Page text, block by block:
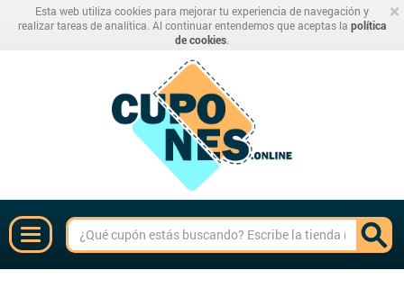
×
Esta web utiliza cookies para mejorar tu experiencia de navegación y
realizar tareas de analítica. Al continuar entendemos que aceptas la política
de cookies